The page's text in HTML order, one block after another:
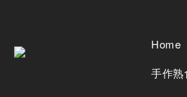
Home
手作熟